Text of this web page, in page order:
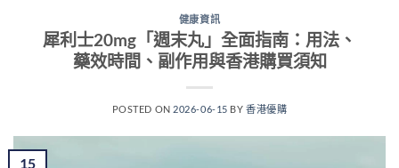
健康資訊
犀利士20mg「週末丸」全面指南：用法、
藥效時間、副作用與香港購買須知
POSTED ON 2026-06-15 BY香港優購
15